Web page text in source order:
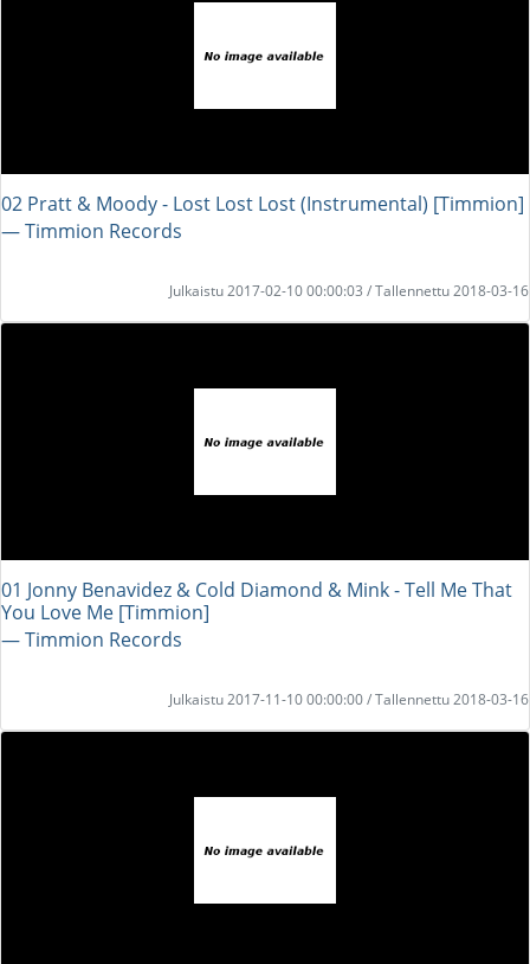
02 Pratt & Moody - Lost Lost Lost (Instrumental) [Timmion]
― Timmion Records
Julkaistu 2017-02-10 00:00:03 / Tallennettu 2018-03-16
01 Jonny Benavidez & Cold Diamond & Mink - Tell Me That
You Love Me [Timmion]
― Timmion Records
Julkaistu 2017-11-10 00:00:00 / Tallennettu 2018-03-16